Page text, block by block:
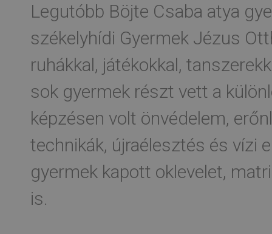
Legutóbb Böjte Csaba atya
székelyhídi Gyermek Jézus
ruhákkal, játékokkal,
sok gyermek részt vett a
képzésen volt önvédelem,
technikák, újraélesztés és vízi
gyermek kapott oklevelet,
is.